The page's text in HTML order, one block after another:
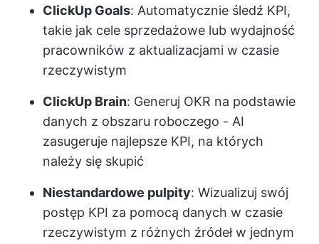
ClickUp Goals: Automatycznie śledź KPI,
takie jak cele sprzedażowe lub wydajność
pracowników z aktualizacjami w czasie
rzeczywistym
ClickUp Brain: Generuj OKR na podstawie
danych z obszaru roboczego - AI
zasugeruje najlepsze KPI, na których
należy się skupić
Niestandardowe pulpity: Wizualizuj swój
postęp KPI za pomocą danych w czasie
rzeczywistym z różnych źródeł w jednym